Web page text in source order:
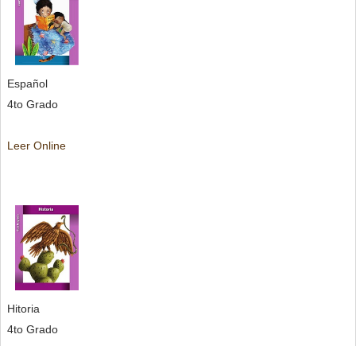
Español
4to Grado
Leer Online
Hitoria
4to Grado